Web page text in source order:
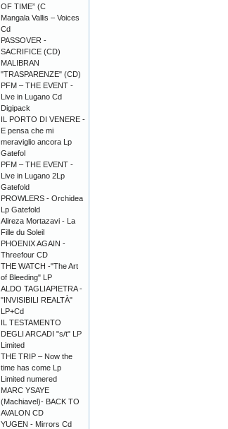
OF TIME” (C
Mangala Vallis – Voices
Cd
PASSOVER -
SACRIFICE (CD)
MALIBRAN
"TRASPARENZE" (CD)
PFM – THE EVENT -
Live in Lugano Cd
Digipack
IL PORTO DI VENERE -
E pensa che mi
meraviglio ancora Lp
Gatefol
PFM – THE EVENT -
Live in Lugano 2Lp
Gatefold
PROWLERS - Orchidea
Lp Gatefold
Alireza Mortazavi - La
Fille du Soleil
PHOENIX AGAIN -
Threefour CD
THE WATCH -"The Art
of Bleeding" LP
ALDO TAGLIAPIETRA -
"INVISIBILI REALTÀ"
LP+Cd
IL TESTAMENTO
DEGLI ARCADI "s/t" LP
Limited
THE TRIP – Now the
time has come Lp
Limited numered
MARC YSAYE
(Machiavel)- BACK TO
AVALON CD
YUGEN - Mirrors Cd